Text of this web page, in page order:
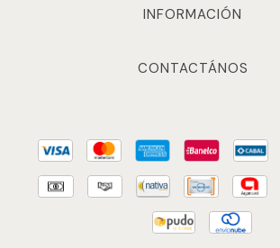
INFORMACIÓN
CONTACTÁNOS